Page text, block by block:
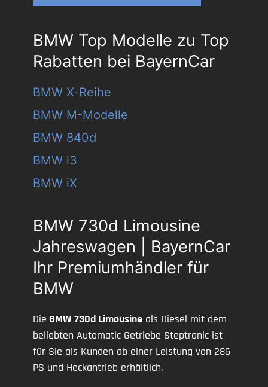
BMW Top Modelle zu Top
Rabatten bei BayernCar
BMW X-Reihe
BMW M-Modelle
BMW 840d
BMW i3
BMW iX
BMW 730d Limousine
Jahreswagen | BayernCar
Ihr Premiumhändler für
BMW
Die BMW 730d Limousine als Diesel mit dem
beliebten Automatic Getriebe Steptronic ist
für Sie als Kunden ab einer Leistung von 286
PS und Heckantrieb erhältlich.